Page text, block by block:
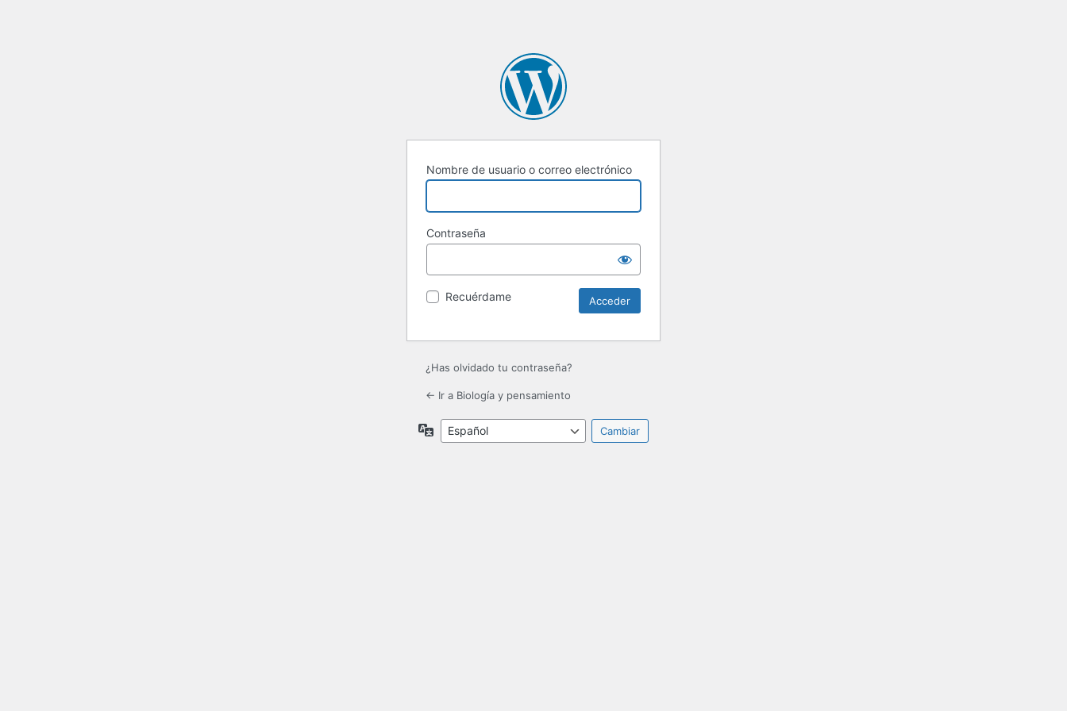
Nombre de usuario o correo electrónico
Contraseña
Recuérdame
¿Has olvidado tu contraseña?
← Ir a Biología y pensamiento
Idioma